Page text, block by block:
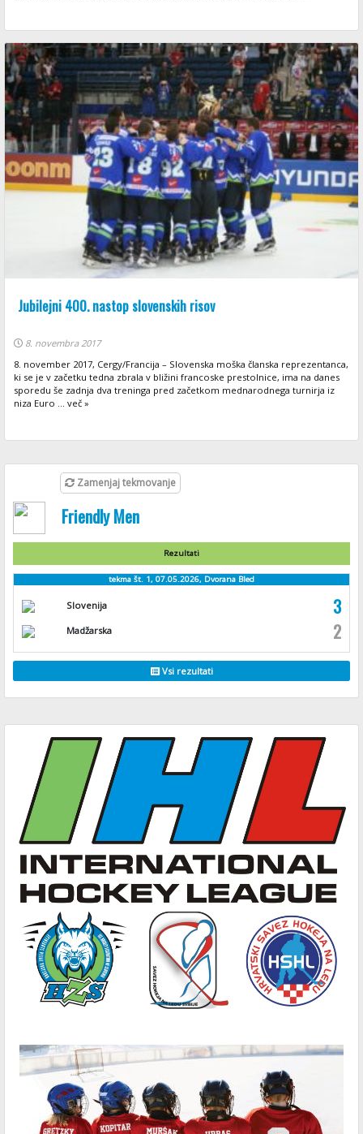
Jubilejni 400. nastop slovenskih risov
8. novembra 2017
8. november 2017, Cergy/Francija – Slovenska moška članska reprezentanca,
ki se je v začetku tedna zbrala v bližini francoske prestolnice, ima na danes
sporedu še zadnja dva treninga pred začetkom mednarodnega turnirja iz
niza Euro ... več »
Zamenjaj tekmovanje
Friendly Men
Rezultati
tekma št. 1, 07.05.2026, Dvorana Bled
Slovenija 3
Madžarska 2
Vsi rezultati